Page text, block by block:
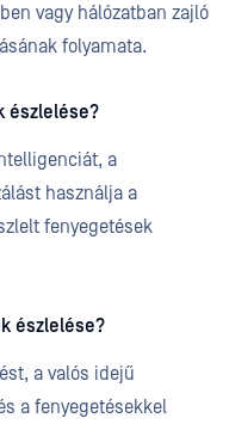
vagy hálózatban zajló
folyamata.
észlelése?
a
használja a
fenyegetések
észlelése?
a valós idejű
a fenyegetésekkel